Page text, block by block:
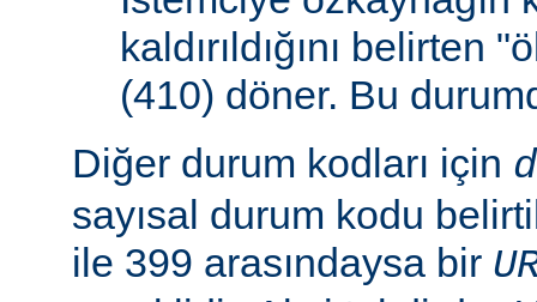
kaldırıldığını belirten
(410) döner. Bu
Diğer durum kodları için
sayısal durum kodu
ile 399 arasındaysa bir